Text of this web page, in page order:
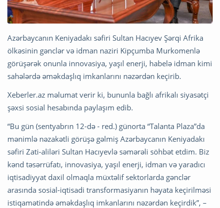
Azərbaycanın Keniyadakı səfiri Sultan Hacıyev Şərqi Afrika
ölkəsinin gənclər və idman naziri Kipçumba Murkomenlə
görüşərək onunla innovasiya, yaşıl enerji, habelə idman kimi
sahələrdə əməkdaşlıq imkanlarını nəzərdən keçirib.
Xeberler.az məlumat verir ki, bununla bağlı afrikalı siyasətçi
şəxsi sosial hesabında paylaşım edib.
“Bu gün (sentyabrın 12-də - red.) günorta “Talanta Plaza”da
mənimlə nəzakətli görüşə gəlmiş Azərbaycanın Keniyadakı
səfiri Zati-aliləri Sultan Hacıyevlə səmərəli söhbət etdim. Biz
kənd təsərrüfatı, innovasiya, yaşıl enerji, idman və yaradıcı
iqtisadiyyat daxil olmaqla müxtəlif sektorlarda gənclər
arasında sosial-iqtisadi transformasiyanın həyata keçirilməsi
istiqamətində əməkdaşlıq imkanlarını nəzərdən keçirdik”, –